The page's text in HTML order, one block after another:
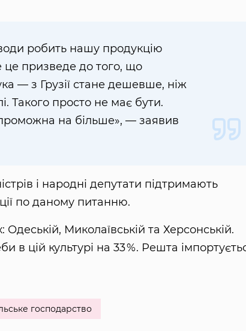
води робить нашу продукцію
призведе до того, що
— з Грузії стане дешевше, ніж
Такого просто не має бути.
на більше», — заявив
і народні депутати підтримають
по даному питанню.
Миколаївській та Херсонській.
в цій культурі на 33 %. Решта
господарство